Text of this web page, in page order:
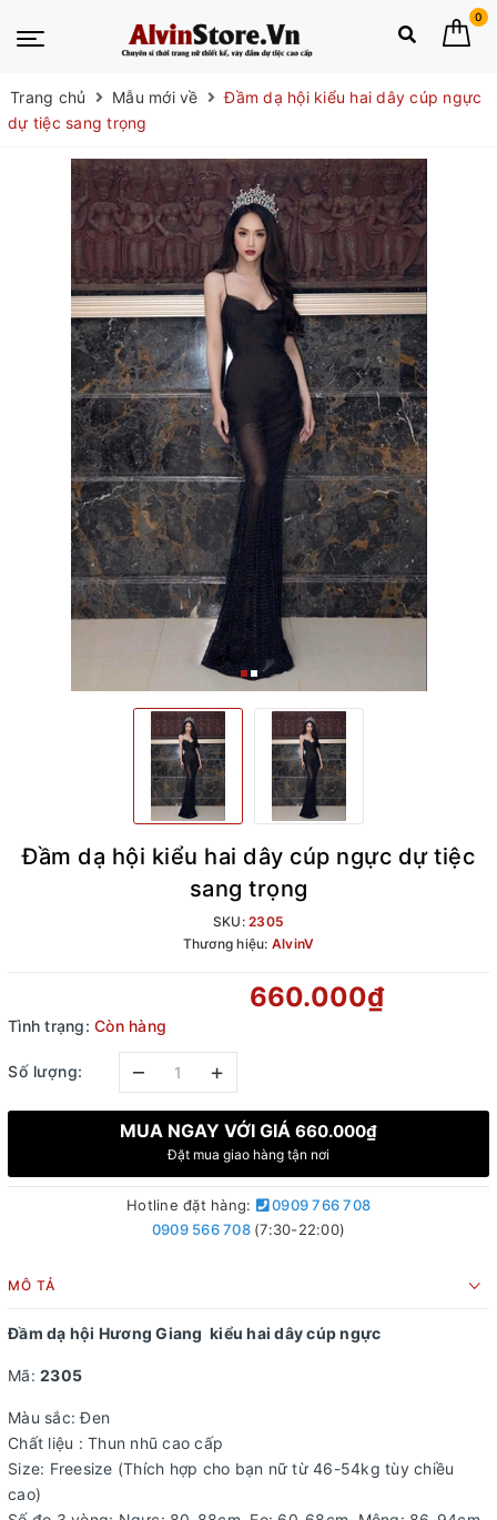
0
Trang chủ Mẫu mới về
Đầm dạ hội kiểu hai dây cúp ngực
dự tiệc sang trọng
Đầm dạ hội kiểu hai dây cúp ngực dự tiệc
sang trọng
SKU:2305
Thương hiệu: AlvinV
660.000₫
Tình trạng: Còn hàng
Số lượng: – +
MUA NGAY VỚI GIÁ 660.000₫
Đặt mua giao hàng tận nơi
Hotline đặt hàng:
0909 766 708
0909 566 708 (7:30-22:00)
MÔ TẢ
Đầm dạ hội Hương Giang kiểu hai dây cúp ngực
Mã: 2305
Màu sắc: Đen
Chất liệu : Thun nhũ cao cấp
Size: Freesize (Thích hợp cho bạn nữ từ 46-54kg tùy chiều
cao)